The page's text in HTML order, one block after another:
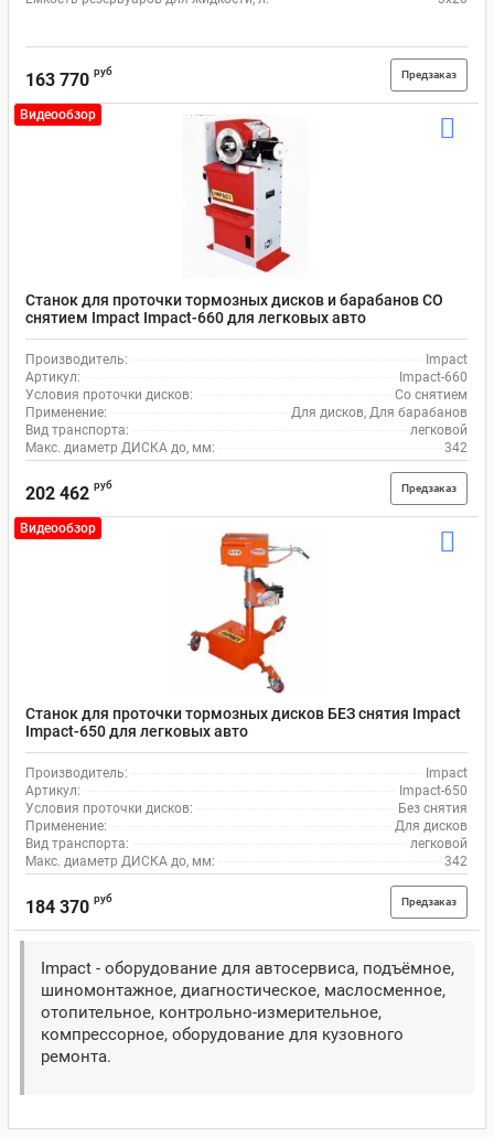
163 770 руб Предзаказ
Видеообзор
Станок для проточки тормозных дисков и барабанов СО
снятием Impact Impact-660 для легковых авто
Производитель:
Impact
Артикул:
Impact-660
Условия проточки дисков:
Со снятием
Применение:
Для дисков, Для барабанов
Вид транспорта:
легковой
Макс. диаметр ДИСКА до, мм:
342
202 462 руб Предзаказ
Видеообзор
Станок для проточки тормозных дисков БЕЗ снятия Impact
Impact-650 для легковых авто
Производитель:
Impact
Артикул:
Impact-650
Условия проточки дисков:
Без снятия
Применение:
Для дисков
Вид транспорта:
легковой
Макс. диаметр ДИСКА до, мм:
342
184 370 руб Предзаказ
Impact - оборудование для автосервиса, подъёмное,
шиномонтажное, диагностическое, маслосменное,
отопительное, контрольно-измерительное,
компрессорное, оборудование для кузовного
ремонта.